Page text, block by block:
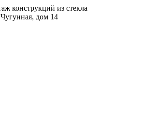
конструкций из стекла
дом 14